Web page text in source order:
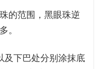
的范围，黑眼珠逆
。
及下巴处分别涂抹底